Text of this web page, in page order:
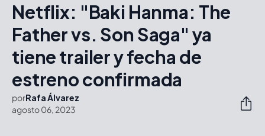
Netflix: "Baki Hanma: The
Father vs. Son Saga" ya
tiene trailer y fecha de
estreno confirmada
porRafa Álvarez
agosto 06, 2023